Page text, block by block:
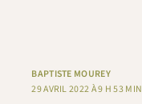
BAPTISTE MOUREY
29 AVRIL 2022 À 9 H 53 MIN